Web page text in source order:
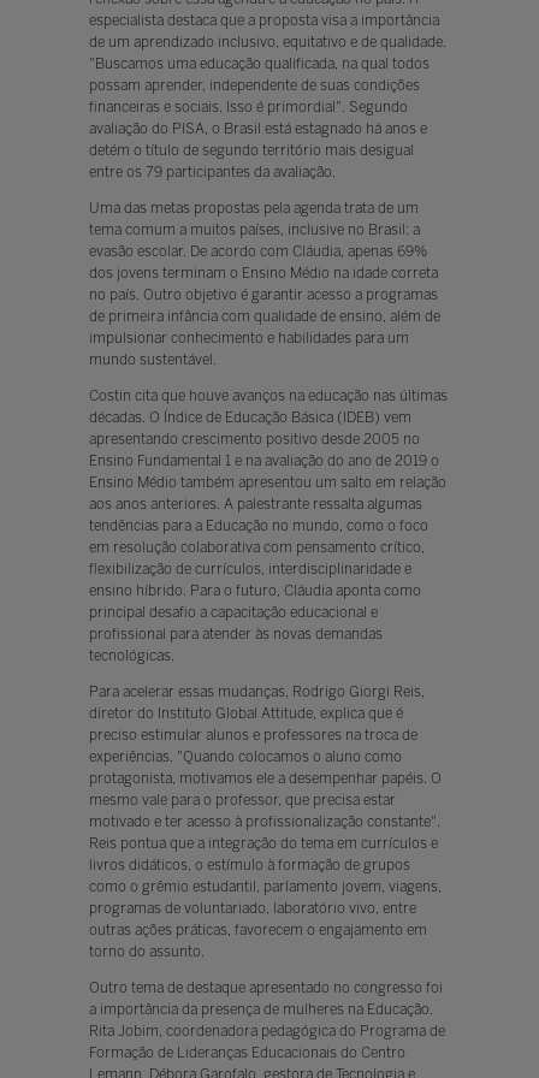
especialista destaca que a proposta visa a importância
de um aprendizado inclusivo, equitativo e de qualidade.
"Buscamos uma educação qualificada, na qual todos
possam aprender, independente de suas condições
financeiras e sociais. Isso é primordial". Segundo
avaliação do PISA, o Brasil está estagnado há anos e
detém o título de segundo território mais desigual
entre os 79 participantes da avaliação.
Uma das metas propostas pela agenda trata de um
tema comum a muitos países, inclusive no Brasil: a
evasão escolar. De acordo com Cláudia, apenas 69%
dos jovens terminam o Ensino Médio na idade correta
no país. Outro objetivo é garantir acesso a programas
de primeira infância com qualidade de ensino, além de
impulsionar conhecimento e habilidades para um
mundo sustentável.
Costin cita que houve avanços na educação nas últimas
décadas. O Índice de Educação Básica (IDEB) vem
apresentando crescimento positivo desde 2005 no
Ensino Fundamental 1 e na avaliação do ano de 2019 o
Ensino Médio também apresentou um salto em relação
aos anos anteriores. A palestrante ressalta algumas
tendências para a Educação no mundo, como o foco
em resolução colaborativa com pensamento crítico,
flexibilização de currículos, interdisciplinaridade e
ensino híbrido. Para o futuro, Cláudia aponta como
principal desafio a capacitação educacional e
profissional para atender às novas demandas
tecnológicas.
Para acelerar essas mudanças, Rodrigo Giorgi Reis,
diretor do Instituto Global Attitude, explica que é
preciso estimular alunos e professores na troca de
experiências. "Quando colocamos o aluno como
protagonista, motivamos ele a desempenhar papéis. O
mesmo vale para o professor, que precisa estar
motivado e ter acesso à profissionalização constante".
Reis pontua que a integração do tema em currículos e
livros didáticos, o estímulo à formação de grupos
como o grêmio estudantil, parlamento jovem, viagens,
programas de voluntariado, laboratório vivo, entre
outras ações práticas, favorecem o engajamento em
torno do assunto.
Outro tema de destaque apresentado no congresso foi
a importância da presença de mulheres na Educação.
Rita Jobim, coordenadora pedagógica do Programa de
Formação de Lideranças Educacionais do Centro
Lemann, Débora Garofalo, gestora de Tecnologia e